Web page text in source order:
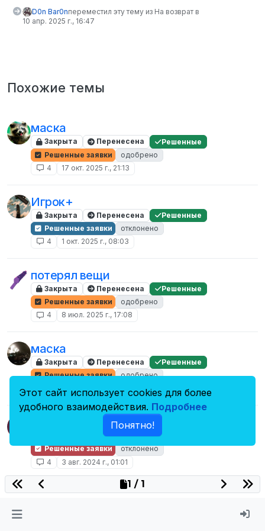
D0n Bar0nпереместил эту тему из На возврат в
10 апр. 2025 г., 16:47
Похожие темы
маска
Закрыта Перенесена
Решенные
Решенные заявки
одобрено
4
17 окт. 2025 г., 21:13
Игрок+
Закрыта Перенесена
Решенные
Решенные заявки
отклонено
4
1 окт. 2025 г., 08:03
потерял вещи
Закрыта Перенесена
Решенные
Решенные заявки
одобрено
4
8 июл. 2025 г., 17:08
маска
Закрыта Перенесена
Решенные
Решенные заявки
одобрено
Заявка на разбан
Перенесена
Решенные
Решенные заявки
отклонено
4
3 авг. 2024 г., 01:01
1 / 1
Этот сайт использует cookies для более
удобного взаимодействия. Подробнее
Понятно!